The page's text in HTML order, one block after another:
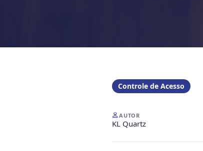
Controle de Acesso
AUTOR
KL Quartz